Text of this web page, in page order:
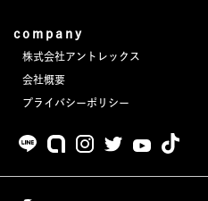
company
株式会社アントレックス
会社概要
プライバシーポリシー